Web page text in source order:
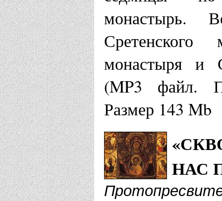
монастырь.
Сретенского
монастыря и
(MP3 файл.
Размер 143 Mb
НАС